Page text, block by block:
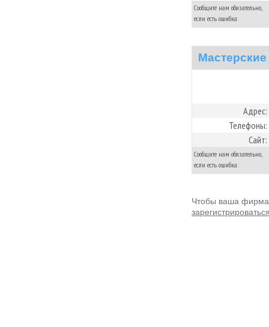
Сообщите нам обязательно,
если есть ошибка:
Мастерские
Адрес:
Телефоны:
Сайт:
Сообщите нам обязательно,
если есть ошибка:
Чтобы ваша фирма